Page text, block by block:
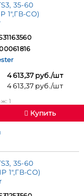
35-60
1",ГВ-СО)
4 613,37 руб./шт
4 613,37 руб./шт
1
Купить
35-60
1",ГВ-СО)